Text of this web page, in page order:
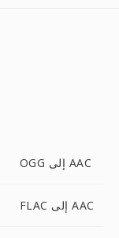
OGG إلى AAC
FLAC إلى AAC